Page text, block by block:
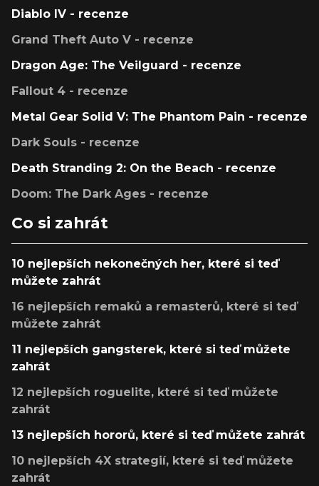
Diablo IV - recenze
Grand Theft Auto V - recenze
Dragon Age: The Veilguard - recenze
Fallout 4 - recenze
Metal Gear Solid V: The Phantom Pain - recenze
Dark Souls - recenze
Death Stranding 2: On the Beach - recenze
Doom: The Dark Ages - recenze
Co si zahrát
10 nejlepších nekonečných her, které si teď
můžete zahrát
16 nejlepších remaků a remasterů, které si teď
můžete zahrát
11 nejlepších gangsterek, které si teď můžete
zahrát
12 nejlepších roguelite, které si teď můžete
zahrát
13 nejlepších hororů, které si teď můžete zahrát
10 nejlepších 4X strategií, které si teď můžete
zahrát